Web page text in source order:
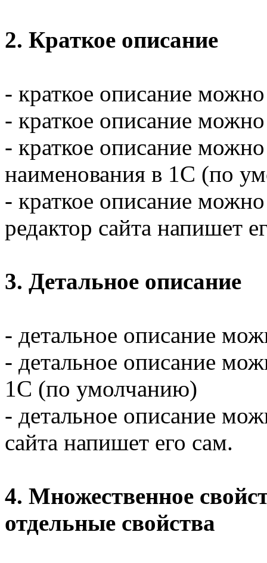
2. Краткое описание
- краткое описание
- краткое описание
- краткое описание
наименования в 1С (по
- краткое описание
редактор сайта напишет
3. Детальное описание
- детальное описание
- детальное описание
1С (по умолчанию)
- детальное описание
сайта напишет его сам.
4. Множественное
отдельные свойства